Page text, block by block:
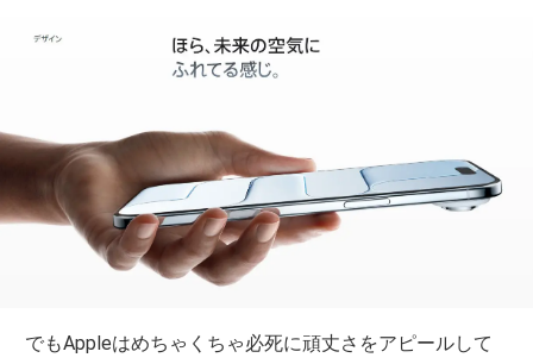
でもAppleはめちゃくちゃ必死に頑丈さをアピールして